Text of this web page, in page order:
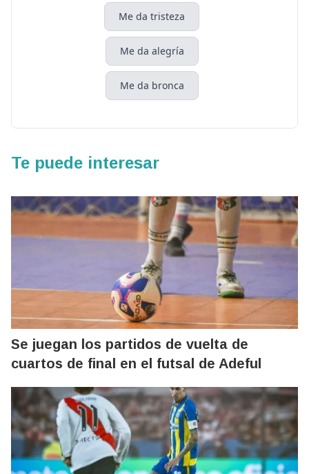
Me da tristeza
Me da alegría
Me da bronca
Te puede interesar
Se juegan los partidos de vuelta de
cuartos de final en el futsal de Adeful